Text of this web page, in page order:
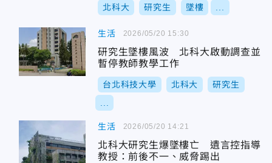
北科大 研究生 墜樓
生活
研究生墜樓風波 北科大啟動調查並
暫停教師教學工作
台北科技大學 北科大 研究生
2026/05/20 15:30
生活
北科大研究生爆墜樓亡 遺言控指導
教授：前後不一、威脅踢出
2026/05/20 14:21